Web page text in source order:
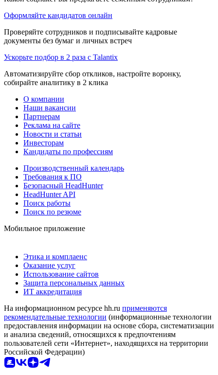
Оформляйте кандидатов онлайн
Проверяйте сотрудников и подписывайте кадровые
документы без бумаг и личных встреч
Ускорьте подбор в 2 раза с Talantix
Автоматизируйте сбор откликов, настройте воронку,
собирайте аналитику в 2 клика
О компании
Наши вакансии
Партнерам
Реклама на сайте
Новости и статьи
Инвесторам
Кандидаты по профессиям
Производственный календарь
Требования к ПО
Безопасный HeadHunter
HeadHunter API
Поиск работы
Поиск по резюме
Мобильное приложение
Этика и комплаенс
Оказание услуг
Использование сайтов
Защита персональных данных
ИТ аккредитация
На информационном ресурсе hh.ru применяются
рекомендательные технологии (информационные технологии
предоставления информации на основе сбора, систематизации
и анализа сведений, относящихся к предпочтениям
пользователей сети «Интернет», находящихся на территории
Российской Федерации)